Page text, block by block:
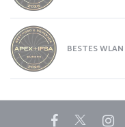
BESTES
Facebook
Twitter